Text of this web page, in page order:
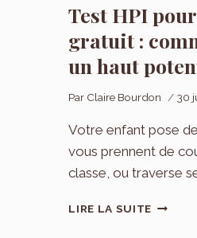
Test HPI
gratuit :
un haut
Par Claire Bourdon 30
Votre enfant pose
vous prennent de
classe, ou traverse
LIRE LA SUITE TEST